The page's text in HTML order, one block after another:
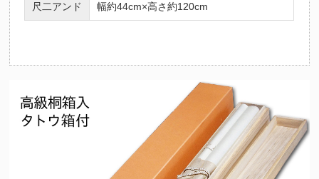
尺二アンド 幅約44cm×高さ約120cm